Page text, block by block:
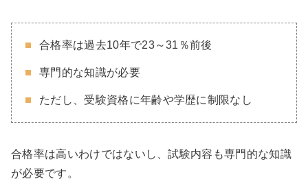
合格率は過去10年で23～31％前後
専門的な知識が必要
ただし、受験資格に年齢や学歴に制限なし
合格率は高いわけではないし、試験内容も専門的な知識
が必要です。